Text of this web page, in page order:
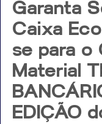
Garanta
Caixa
se para o
Material
EDIÇÃO